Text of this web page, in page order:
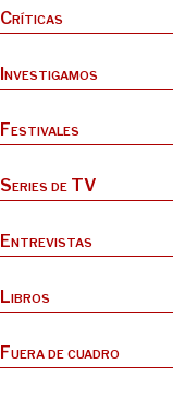
Críticas
Investigamos
Festivales
Series de TV
Entrevistas
Libros
Fuera de cuadro